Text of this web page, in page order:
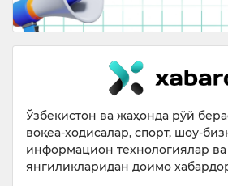
Ўзбекистон ва жаҳонда рўй
воқеа-ҳодисалар, спорт, шоу-
информацион технологиялар
янгиликларидан доимо